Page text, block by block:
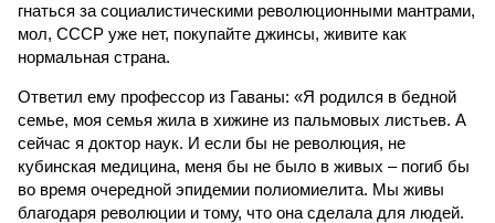
гнаться за социалистическими революционными мантрами,
мол, СССР уже нет, покупайте джинсы, живите как
нормальная страна.
Ответил ему профессор из Гаваны: «Я родился в бедной
семье, моя семья жила в хижине из пальмовых листьев. А
сейчас я доктор наук. И если бы не революция, не
кубинская медицина, меня бы не было в живых – погиб бы
во время очередной эпидемии полиомиелита. Мы живы
благодаря революции и тому, что она сделала для людей.